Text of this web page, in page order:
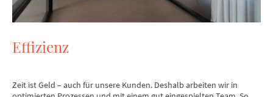
Effizienz
Zeit ist Geld – auch für unsere Kunden. Deshalb arbeiten wir in